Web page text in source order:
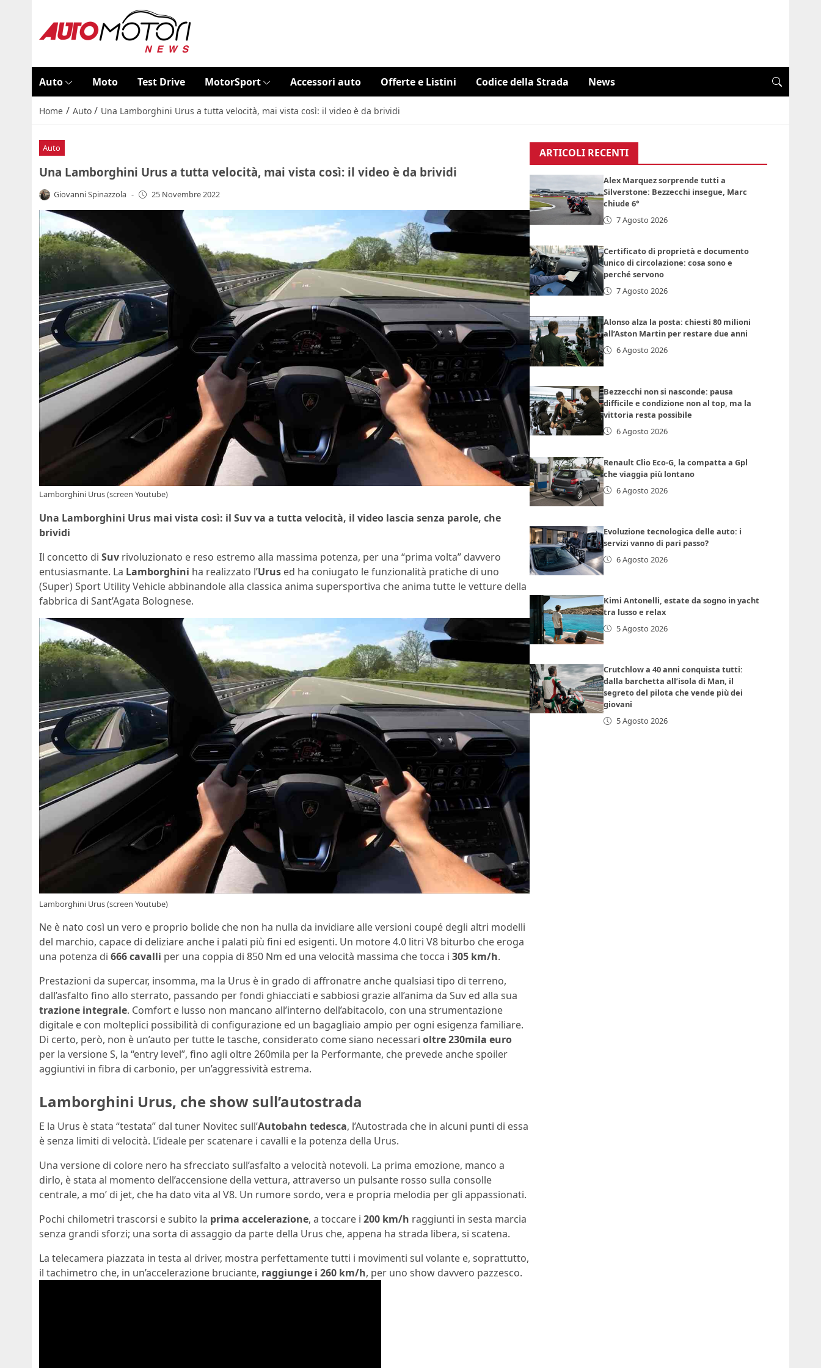
Auto Moto Test Drive MotorSport Accessori auto Offerte e Listini Codice della Strada News
Home / Auto / Una Lamborghini Urus a tutta velocità, mai vista così: il video è da brividi
Auto
Una Lamborghini Urus a tutta velocità, mai vista così: il video è da brividi
Giovanni Spinazzola - 25 Novembre 2022
Lamborghini Urus (screen Youtube)
Una Lamborghini Urus mai vista così: il Suv va a tutta velocità, il video lascia senza parole, che
brividi
Il concetto di Suv rivoluzionato e reso estremo alla massima potenza, per una “prima volta” davvero
entusiasmante. La Lamborghini ha realizzato l’Urus ed ha coniugato le funzionalità pratiche di uno
(Super) Sport Utility Vehicle abbinandole alla classica anima supersportiva che anima tutte le vetture della
fabbrica di Sant’Agata Bolognese.
Lamborghini Urus (screen Youtube)
Ne è nato così un vero e proprio bolide che non ha nulla da invidiare alle versioni coupé degli altri modelli
del marchio, capace di deliziare anche i palati più fini ed esigenti. Un motore 4.0 litri V8 biturbo che eroga
una potenza di 666 cavalli per una coppia di 850 Nm ed una velocità massima che tocca i 305 km/h.
Prestazioni da supercar, insomma, ma la Urus è in grado di affronatre anche qualsiasi tipo di terreno,
dall’asfalto fino allo sterrato, passando per fondi ghiacciati e sabbiosi grazie all’anima da Suv ed alla sua
trazione integrale. Comfort e lusso non mancano all’interno dell’abitacolo, con una strumentazione
digitale e con molteplici possibilità di configurazione ed un bagagliaio ampio per ogni esigenza familiare.
Di certo, però, non è un’auto per tutte le tasche, considerato come siano necessari oltre 230mila euro
per la versione S, la “entry level”, fino agli oltre 260mila per la Performante, che prevede anche spoiler
aggiuntivi in fibra di carbonio, per un’aggressività estrema.
Lamborghini Urus, che show sull’autostrada
E la Urus è stata “testata” dal tuner Novitec sull’Autobahn tedesca, l’Autostrada che in alcuni punti di essa
è senza limiti di velocità. L’ideale per scatenare i cavalli e la potenza della Urus.
Una versione di colore nero ha sfrecciato sull’asfalto a velocità notevoli. La prima emozione, manco a
dirlo, è stata al momento dell’accensione della vettura, attraverso un pulsante rosso sulla consolle
centrale, a mo’ di jet, che ha dato vita al V8. Un rumore sordo, vera e propria melodia per gli appassionati.
Pochi chilometri trascorsi e subito la prima accelerazione, a toccare i 200 km/h raggiunti in sesta marcia
senza grandi sforzi; una sorta di assaggio da parte della Urus che, appena ha strada libera, si scatena.
La telecamera piazzata in testa al driver, mostra perfettamente tutti i movimenti sul volante e, soprattutto,
il tachimetro che, in un’accelerazione bruciante, raggiunge i 260 km/h, per uno show davvero pazzesco.
ARTICOLI RECENTI
Alex Marquez sorprende tutti a
Silverstone: Bezzecchi insegue, Marc
chiude 6°
7 Agosto 2026
Certificato di proprietà e documento
unico di circolazione: cosa sono e
perché servono
7 Agosto 2026
Alonso alza la posta: chiesti 80 milioni
all’Aston Martin per restare due anni
6 Agosto 2026
Bezzecchi non si nasconde: pausa
difficile e condizione non al top, ma la
vittoria resta possibile
6 Agosto 2026
Renault Clio Eco-G, la compatta a Gpl
che viaggia più lontano
6 Agosto 2026
Evoluzione tecnologica delle auto: i
servizi vanno di pari passo?
6 Agosto 2026
Kimi Antonelli, estate da sogno in yacht
tra lusso e relax
5 Agosto 2026
Crutchlow a 40 anni conquista tutti:
dalla barchetta all’isola di Man, il
segreto del pilota che vende più dei
giovani
5 Agosto 2026